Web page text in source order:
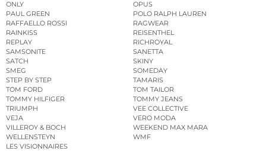
ONLY
OPUS
PAUL GREEN
POLO RALPH LAUREN
RAFFAELLO ROSSI
RAGWEAR
RAINKISS
REISENTHEL
REPLAY
RICHROYAL
SAMSONITE
SANETTA
SATCH
SKINY
SMEG
SOMEDAY
STEP BY STEP
TAMARIS
TOM FORD
TOM TAILOR
TOMMY HILFIGER
TOMMY JEANS
TRIUMPH
VEE COLLECTIVE
VEJA
VERO MODA
VILLEROY & BOCH
WEEKEND MAX MARA
WELLENSTEYN
WMF
LES VISIONNAIRES